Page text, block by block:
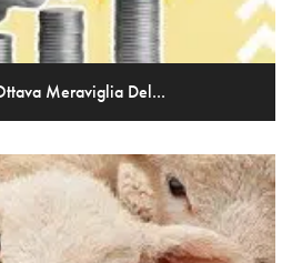
Meraviglia Del...